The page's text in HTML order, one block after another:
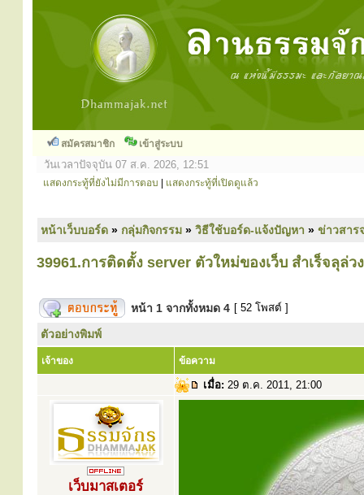
สมัครสมาชิก เข้าสู่ระบบ
วันเวลาปัจจุบัน 07 ส.ค. 2026, 12:51
แสดงกระทู้ที่ยังไม่มีการตอบ แสดงกระทู้ที่เปิดดูแล้ว
หน้าเว็บบอร์ด » กลุ่มกิจกรรม » วิธีใช้บอร์ด-แจ้งปัญหา » ข่าวสาร
39961.การติดตั้ง server ตัวใหม่ของเว็บ สำเร็จลุล่ว
หน้า 1 จากทั้งหมด 4 [ 52 โพสต์ ]
ตัวอย่างพิมพ์
เจ้าของ ข้อความ
เมื่อ: 29 ต.ค. 2011, 21:00
เว็บมาสเตอร์